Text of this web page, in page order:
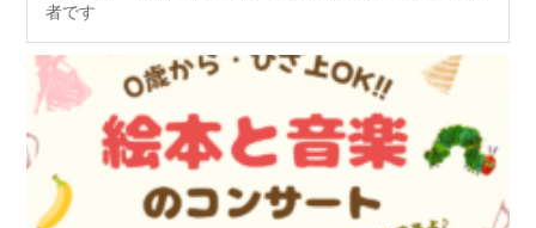
者です